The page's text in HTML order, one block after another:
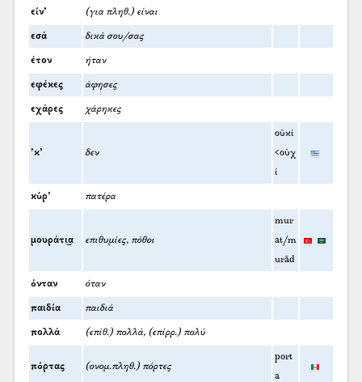
είν’ (για πληθ.) είναι
εσά δικά σου/σας
έτον ήταν
εφέκες άφησες
εχάρες χάρηκες
’κ’ δεν
οὐκί
<οὐχ
ί
κύρ’ πατέρα
μουράτι͜α επιθυμίες, πόθοι
mur
at/m
urād
όνταν όταν
παιδία παιδιά
πολλά (επίθ.) πολλά, (επίρρ.) πολύ
πόρτας (ονομ.πληθ.) πόρτες
port
a